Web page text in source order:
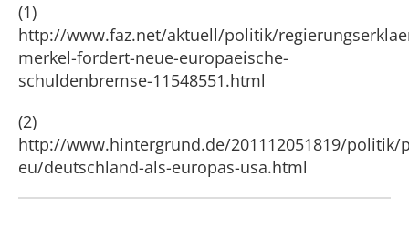
(1)
http://www.faz.net/aktuell/politik/
merkel-fordert-neue-europaeische-
schuldenbremse-11548551.html
(2)
http://www.hintergrund.de/201112051819/politik/
eu/deutschland-als-europas-usa.html